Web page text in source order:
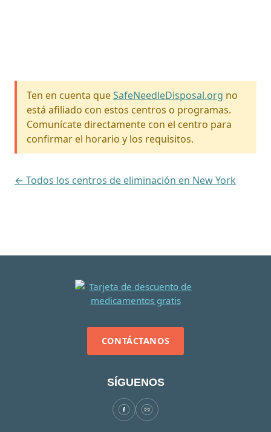
Ten en cuenta queSafeNeedleDisposal.org no
está afiliado con estos centros o programas.
Comunícate directamente con el centro para
confirmar el horario y los requisitos.
← Todos los centros de eliminación en New York
CONTÁCTANOS
SÍGUENOS